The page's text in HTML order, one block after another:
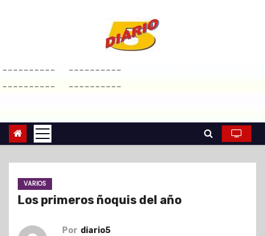
a
r
l
----------
----------
----------
----------
VARIOS
Los primeros ñoquis del año
Por diario5